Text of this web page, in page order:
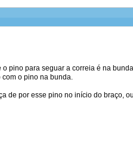
pino para seguar a correia é na
com o pino na bunda.
de por esse pino no início do braço,